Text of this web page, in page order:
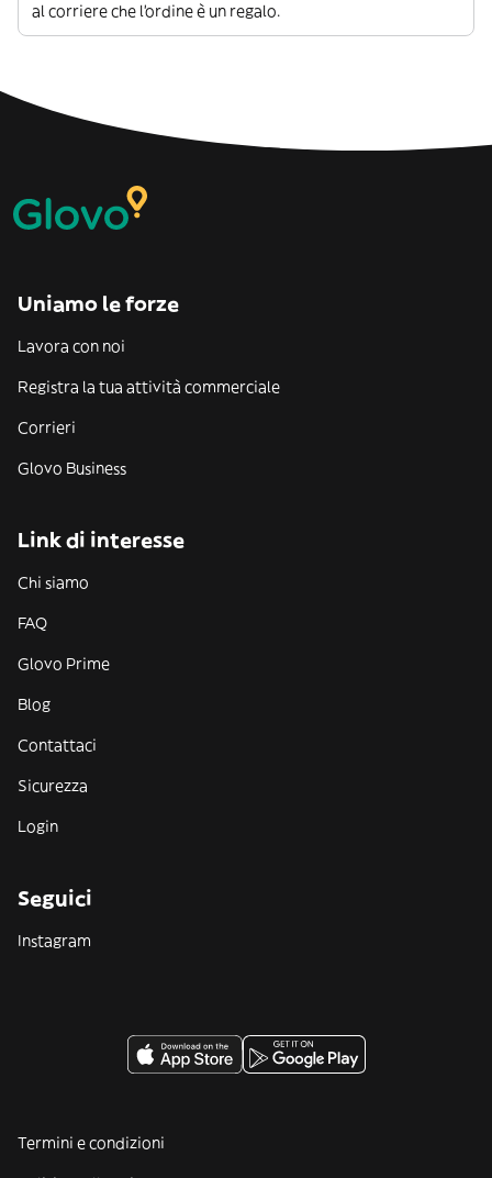
al corriere che l’ordine è un regalo.
Uniamo le forze
Lavora con noi
Registra la tua attività commerciale
Corrieri
Glovo Business
Link di interesse
Chi siamo
FAQ
Glovo Prime
Blog
Contattaci
Sicurezza
Login
Seguici
Instagram
Termini e condizioni